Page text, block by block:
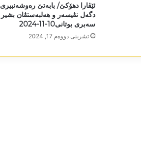
ئێڤارا دھۆکێ/ بابەتێ رەوشەنبیری
دگەل نڤیسەر و ھەلبەستڤان بشیر
سەبری بوتانی10-11-2024
تشرینی دووه‌م 17, 2024